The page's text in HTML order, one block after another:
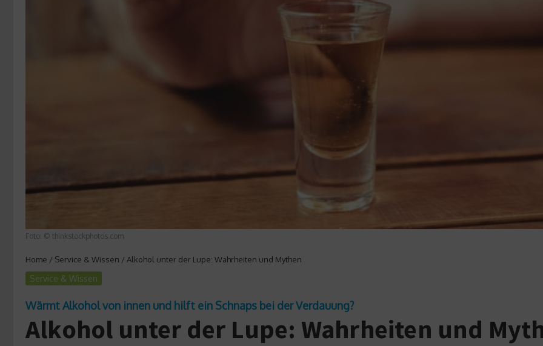
Foto: © thinkstockphotos.com
Home / Service & Wissen / Alkohol unter der Lupe: Wahrheiten und Mythen
Service & Wissen
Wärmt Alkohol von innen und hilft ein Schnaps bei der Verdauung?
Alkohol unter der Lupe: Wahrheiten und